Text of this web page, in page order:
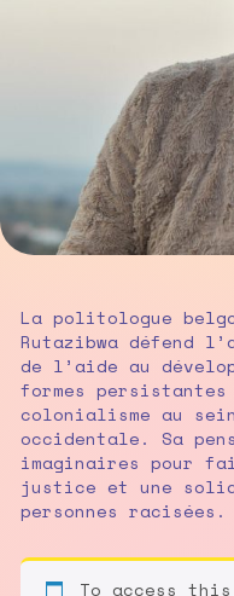
La politologue
Rutazibwa défend
de l’aide au
formes
colonialisme au
occidentale. Sa
imaginaires pour
justice et une
personnes
To access